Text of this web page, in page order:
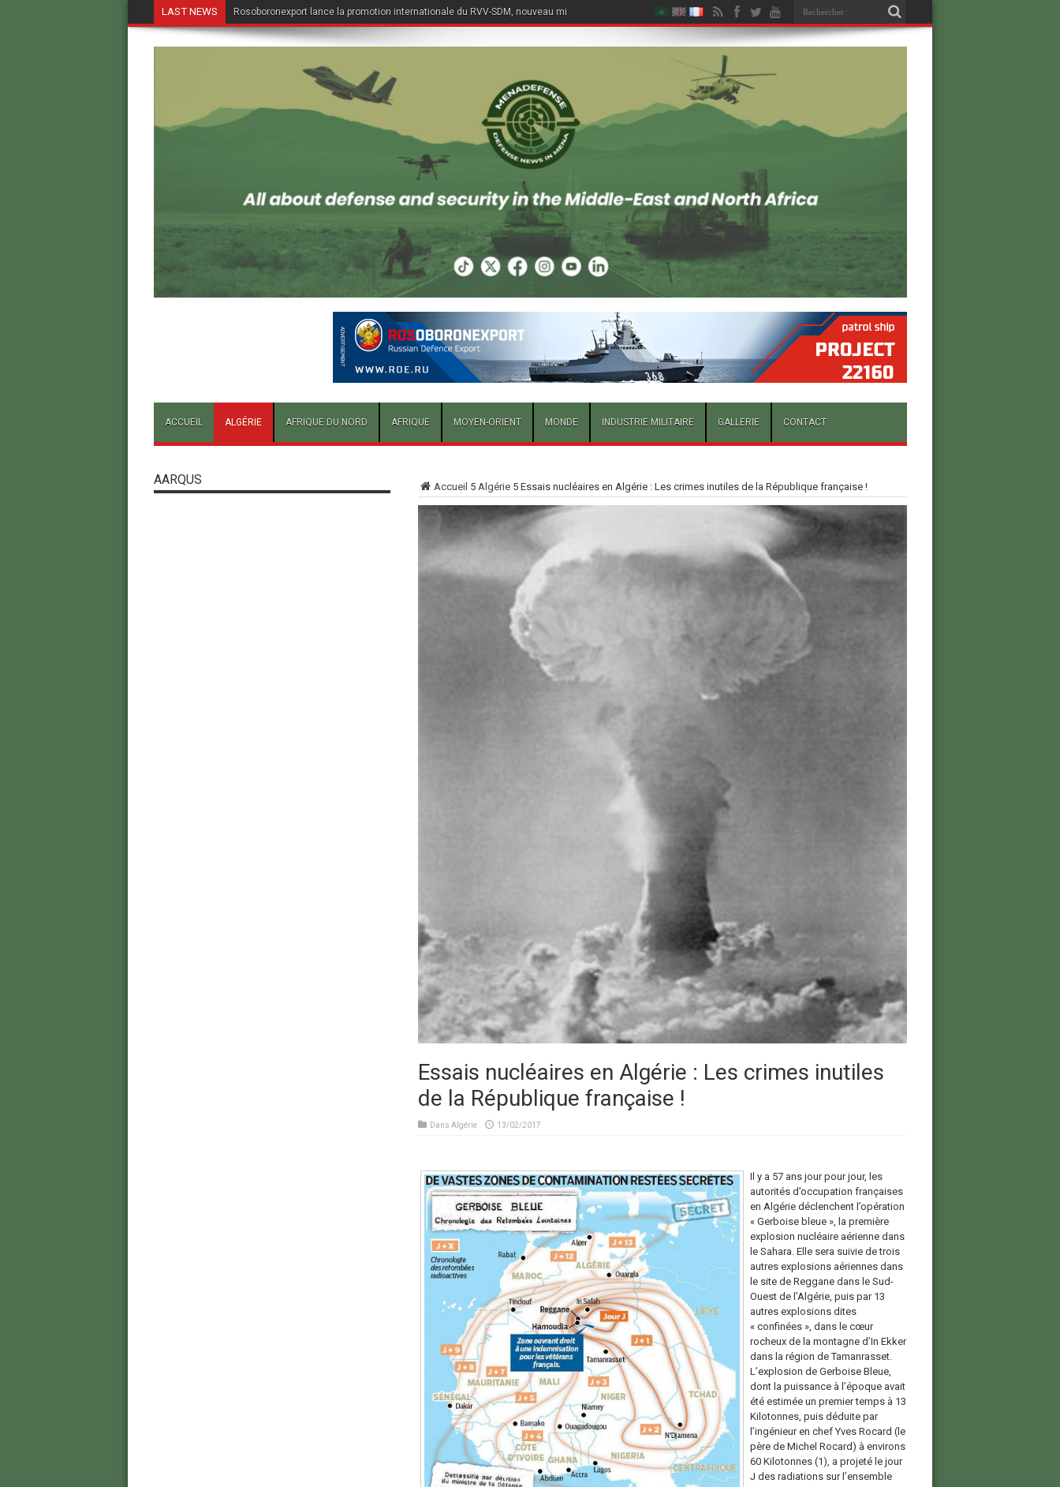
LAST NEWS Rosoboronexport lance la promotion internationale du RVV-SDM, nouveau missile air-air du Su-57E
ACCUEIL ALGÉRIE AFRIQUE DU NORD AFRIQUE MOYEN-ORIENT MONDE INDUSTRIE MILITAIRE GALLERIE CONTACT
Accueil 5 Algérie5 Essais nucléaires en Algérie : Les crimes inutiles de la République française !
Essais nucléaires en Algérie : Les crimes inutiles
de la République française !
Dans Algérie 13/02/2017
Il y a 57 ans jour pour jour, les
autorités d’occupation françaises
en Algérie déclenchent l’opération
« Gerboise bleue », la première
explosion nucléaire aérienne dans
le Sahara. Elle sera suivie de trois
autres explosions aériennes dans
le site de Reggane dans le Sud-
Ouest de l’Algérie, puis par 13
autres explosions dites
« confinées », dans le cœur
rocheux de la montagne d’In Ekker
dans la région de Tamanrasset.
L’explosion de Gerboise Bleue,
dont la puissance à l’époque avait
été estimée un premier temps à 13
Kilotonnes, puis déduite par
l’ingénieur en chef Yves Rocard (le
père de Michel Rocard) à environs
60 Kilotonnes (1), a projeté le jour
J des radiations sur l’ensemble
AARQUS